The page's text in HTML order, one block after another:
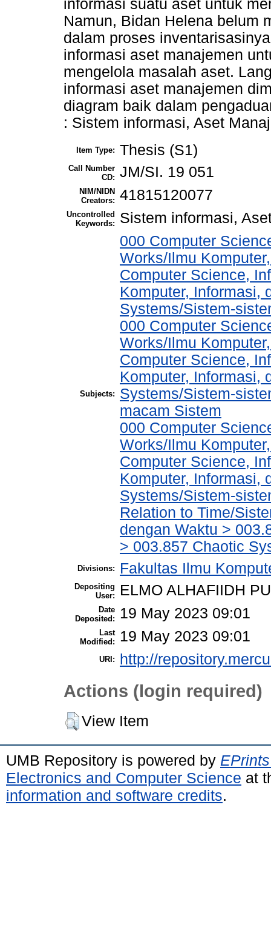
informasi suatu aset untuk
Namun, Bidan Helena belum
dalam proses
informasi aset manajemen
mengelola masalah aset.
informasi aset manajemen
diagram baik dalam
: Sistem informasi, Aset
Item Type: Thesis (S1)
Call Number
CD: JM/SI. 19 051
NIM/NIDN
Creators: 41815120077
Uncontrolled
Keywords:
Sistem informasi,
Subjects:
000 Computer
Works/Ilmu
Computer Science,
Komputer, Informasi,
Systems/Sistem-
000 Computer
Works/Ilmu
Computer Science,
Komputer, Informasi,
Systems/Sistem-
macam Sistem
000 Computer
Works/Ilmu
Computer Science,
Komputer, Informasi,
Systems/Sistem-
Relation to Time/
dengan Waktu >
> 003.857 Chaotic
Divisions: Fakultas Ilmu
Depositing
User:
ELMO ALHAFIIDH
Date
Deposited:
19 May 2023 09:01
Last
Modified:
19 May 2023 09:01
URI: http://
Actions (login required)
View Item
UMB Repository is powered by
Electronics and Computer Science at
information and software credits.